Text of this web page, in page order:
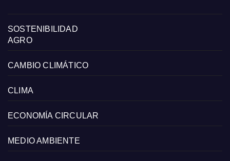
SOSTENIBILIDAD
AGRO
CAMBIO CLIMÁTICO
CLIMA
ECONOMÍA CIRCULAR
MEDIO AMBIENTE